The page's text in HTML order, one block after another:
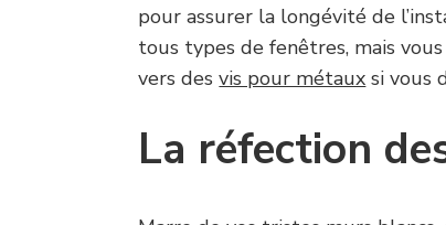
pour assurer la longévité de
tous types de fenêtres, mais
vers desvis pour métaux si vous
La réfection